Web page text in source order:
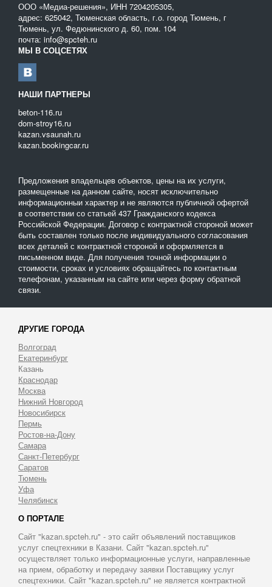
ООО «Медиа-решения», ИНН 7204205305,
адрес: 625042, Тюменская область, г.о. город Тюмень, г
Тюмень, ул. Федюнинского д. 60, пом. 104
почта: info@spcteh.ru
МЫ В СОЦСЕТЯХ
НАШИ ПАРТНЕРЫ
beton-116.ru
dom-stroy16.ru
kazan.vsaunah.ru
kazan.bookingcar.ru
Предложения владельцев объектов, цены на их услуги,
размещенные на данном сайте, носят исключительно
информационныи характер и не являются публичной офертой
в соответствии со статьей 437 Гражданского кодекса
Российской Федерации. Договор с контрактной стороной может
быть составлен только после индивидуального согласования
всех деталей с контрактной стороной и оформляется в
письменном виде. Для получения точной информации о
стоимости, сроках и условиях обращайтесь по контактным
телефонам, указанным на сайте или через форму обратной
связи.
ДРУГИЕ ГОРОДА
Волгоград
Екатеринбург
Казань
Краснодар
Москва
Нижний Новгород
Новосибирск
Пермь
Ростов-на-Дону
Самара
Санкт-Петербург
Саратов
Тюмень
Уфа
Челябинск
О ПОРТАЛЕ
Сайт "kazan.spcteh.ru" - это сайт объявлений поставщиков
услуг спецтехники в Казани. Сайт "kazan.spcteh.ru"
осуществляет только информационные услуги, направленные
на прием, обработку и передачу заявки Поставщику услуг
спецтехники. Сайт "kazan.spcteh.ru" не является контрактной